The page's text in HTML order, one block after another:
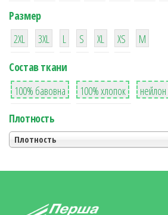
Размер
38
2XL
16
3XL
42
L
42
S
42
XL XS
М
Состав ткани
8
100% бавовна
36
100% хлопок
2
нейлон
Плотность
Плотность